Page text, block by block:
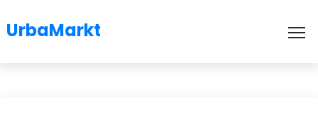
UrbaMarkt